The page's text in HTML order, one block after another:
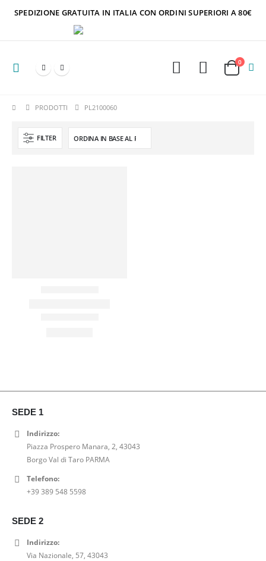
SPEDIZIONE GRATUITA IN ITALIA CON ORDINI SUPERIORI A 80€
0
PRODOTTI PL2100060
FILTER
SEDE 1
Indirizzo:
Piazza Prospero Manara, 2, 43043
Borgo Val di Taro PARMA
Telefono:
+39 389 548 5598
SEDE 2
Indirizzo:
Via Nazionale, 57, 43043